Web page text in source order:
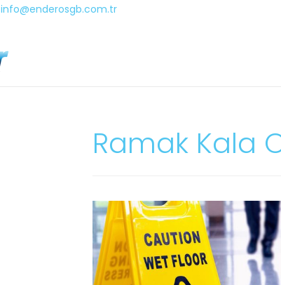
info@enderosgb.com.tr
Ramak Kala